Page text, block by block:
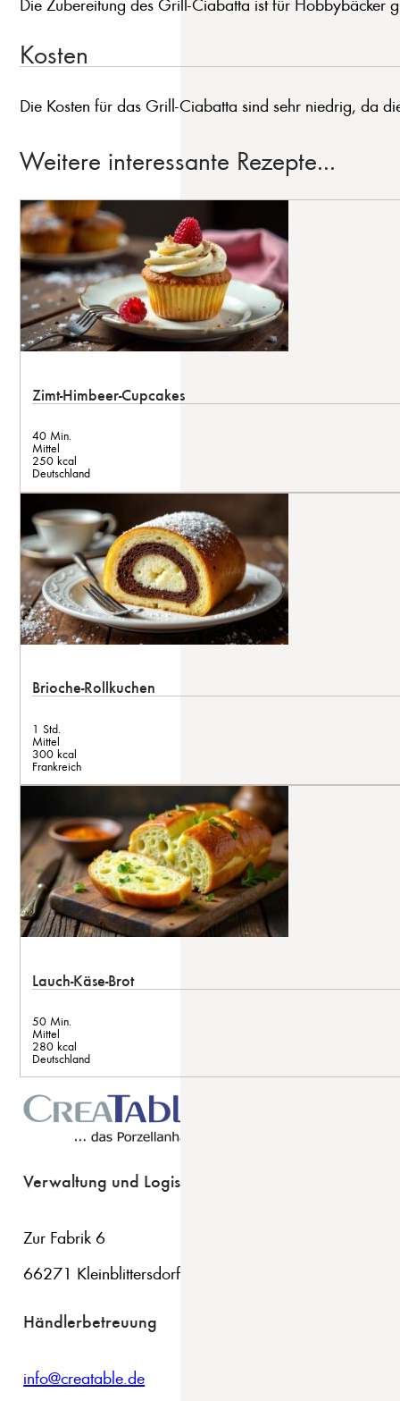
Kosten
Die Kosten für das Grill-Ciabatta sind sehr niedrig, da
Weitere interessante Rezepte...
Zimt-Himbeer-Cupcakes
40 Min.
Mittel
250 kcal
Deutschland
Brioche-Rollkuchen
1 Std.
Mittel
300 kcal
Frankreich
Lauch-Käse-Brot
50 Min.
Mittel
280 kcal
Deutschland
Verwaltung und Logistik
Zur Fabrik 6
66271 Kleinblittersdorf
Händlerbetreuung
info@creatable.de